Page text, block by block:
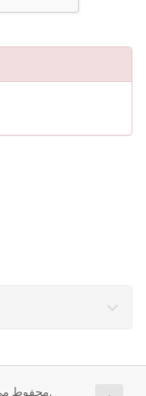
تمامی حقوق برای © 2026 iNode Cloud. محفوط می باشد.